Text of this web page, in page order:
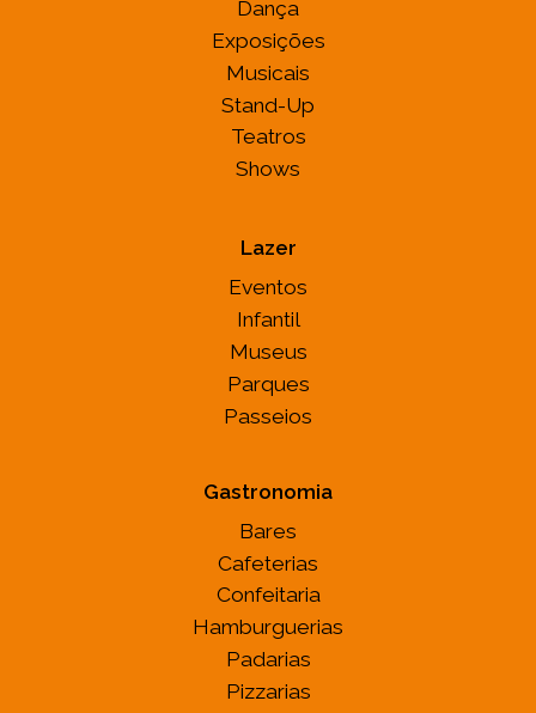
Dança
Exposições
Musicais
Stand-Up
Teatros
Shows
Lazer
Eventos
Infantil
Museus
Parques
Passeios
Gastronomia
Bares
Cafeterias
Confeitaria
Hamburguerias
Padarias
Pizzarias